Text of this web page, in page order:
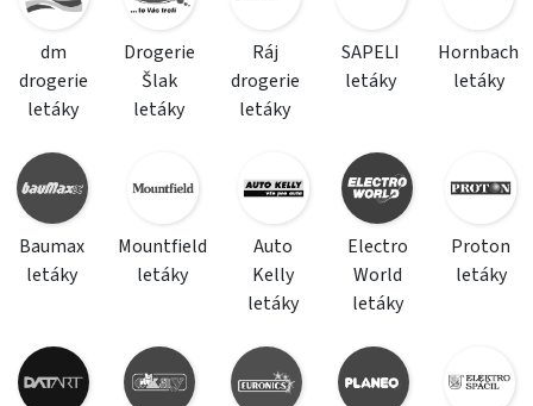
dm
drogerie
letáky
Drogerie
Šlak
letáky
Ráj
drogerie
letáky
SAPELI
letáky
Hornbach
letáky
Baumax
letáky
Mountfield
letáky
Auto
Kelly
letáky
Electro
World
letáky
Proton
letáky